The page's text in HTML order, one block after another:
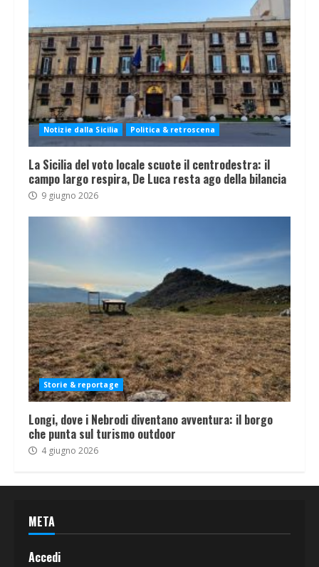
Notizie dalla Sicilia Politica & retroscena
La Sicilia del voto locale scuote il centrodestra: il
campo largo respira, De Luca resta ago della bilancia
9 giugno 2026
Storie & reportage
Longi, dove i Nebrodi diventano avventura: il borgo
che punta sul turismo outdoor
4 giugno 2026
META
Accedi